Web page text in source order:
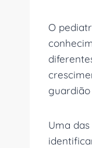
O
guardião
Uma